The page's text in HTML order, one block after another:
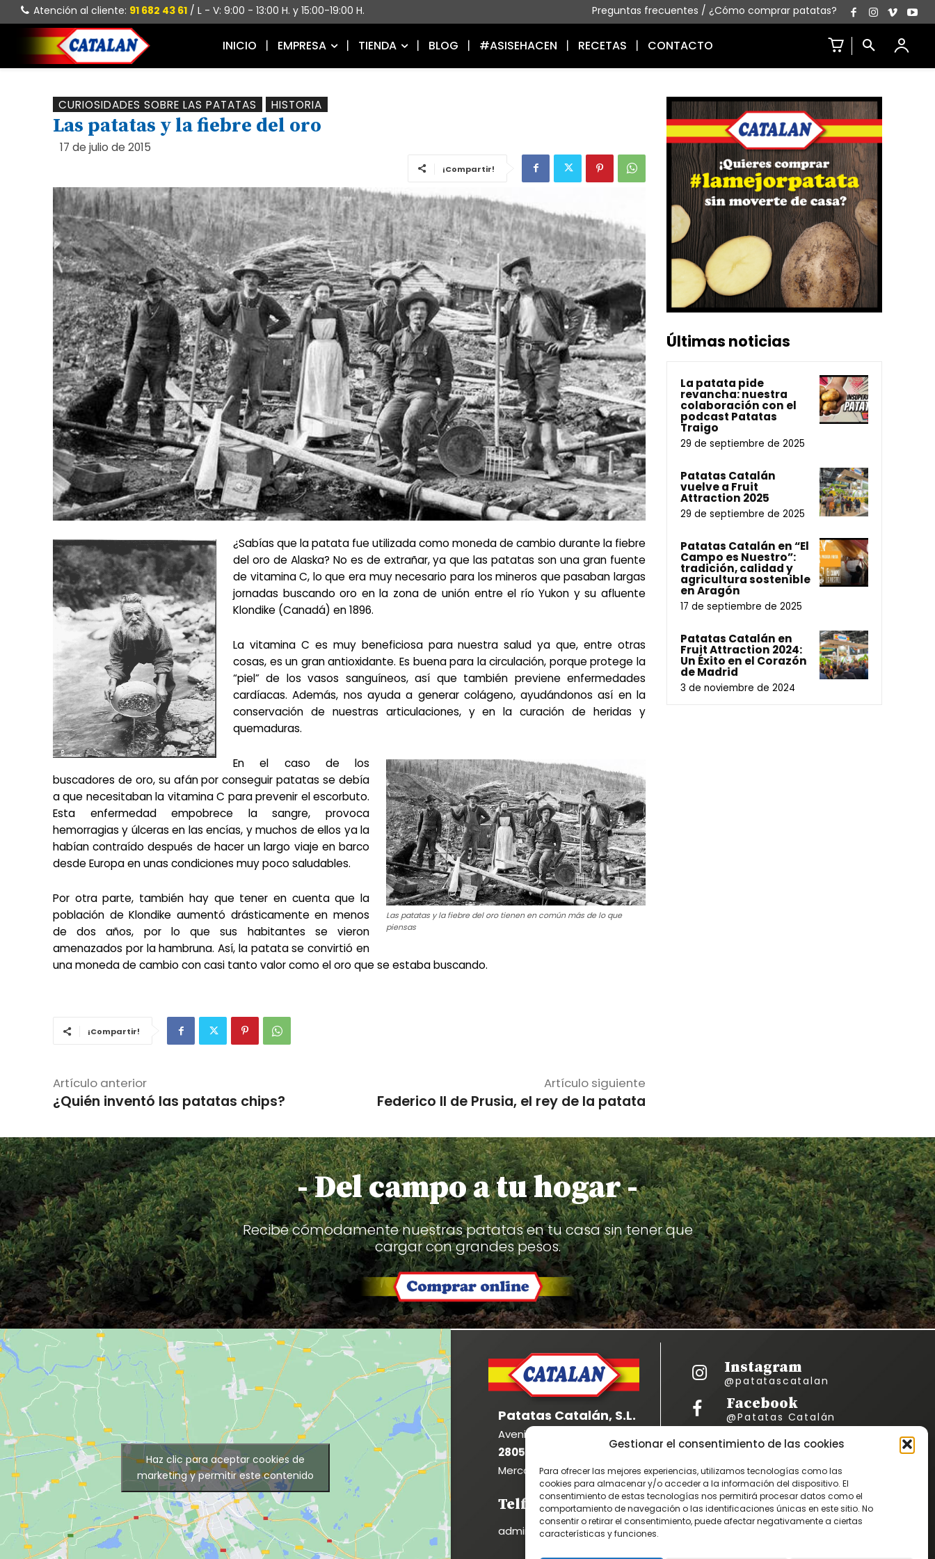
Gestionar el consentimiento de las cookies
Para ofrecer las mejores experiencias, utilizamos tecnologías como las
cookies para almacenar y/o acceder a la información del dispositivo. El
consentimiento de estas tecnologías nos permitirá procesar datos como el
comportamiento de navegación o las identificaciones únicas en este sitio. No
consentir o retirar el consentimiento, puede afectar negativamente a ciertas
características y funciones.
Atención al cliente: 91 682 43 61 / L - V: 9:00 - 13:00 H. y 15:00-19:00 H. Preguntas frecuentes / ¿Cómo comprar patatas?
INICIO EMPRESA TIENDA BLOG #ASISEHACEN RECETAS CONTACTO
CURIOSIDADES SOBRE LAS PATATAS HISTORIA
Las patatas y la fiebre del oro
17 de julio de 2015
¡Compartir!
¿Sabías que la patata fue utilizada como moneda de cambio durante la fiebre
del oro de Alaska? No es de extrañar, ya que las patatas son una gran fuente
de vitamina C, lo que era muy necesario para los mineros que pasaban largas
jornadas buscando oro en la zona de unión entre el río Yukon y su afluente
Klondike (Canadá) en 1896.
La vitamina C es muy beneficiosa para nuestra salud ya que, entre otras
cosas, es un gran antioxidante. Es buena para la circulación, porque protege la
“piel” de los vasos sanguíneos, así que también previene enfermedades
cardíacas. Además, nos ayuda a generar colágeno, ayudándonos así en la
conservación de nuestras articulaciones, y en la curación de heridas y
quemaduras.
Las patatas y la fiebre del oro tienen en común más de lo que
piensas
En el caso de los
buscadores de oro, su afán por conseguir patatas se debía
a que necesitaban la vitamina C para prevenir el escorbuto.
Esta enfermedad empobrece la sangre, provoca
hemorragias y úlceras en las encías, y muchos de ellos ya la
habían contraído después de hacer un largo viaje en barco
desde Europa en unas condiciones muy poco saludables.
Por otra parte, también hay que tener en cuenta que la
población de Klondike aumentó drásticamente en menos
de dos años, por lo que sus habitantes se vieron
amenazados por la hambruna. Así, la patata se convirtió en
una moneda de cambio con casi tanto valor como el oro que se estaba buscando.
¡Compartir!
Artículo anterior
¿Quién inventó las patatas chips?
Artículo siguiente
Federico II de Prusia, el rey de la patata
Últimas noticias
La patata pide
revancha: nuestra
colaboración con el
podcast Patatas
Traigo
29 de septiembre de 2025
Patatas Catalán
vuelve a Fruit
Attraction 2025
29 de septiembre de 2025
Patatas Catalán en “El
Campo es Nuestro”:
tradición, calidad y
agricultura sostenible
en Aragón
17 de septiembre de 2025
Patatas Catalán en
Fruit Attraction 2024:
Un Éxito en el Corazón
de Madrid
3 de noviembre de 2024
- Del campo a tu hogar -
Recibe cómodamente nuestras patatas en tu casa sin tener que
cargar con grandes pesos.
Haz clic para aceptar cookies de
marketing y permitir este contenido
Patatas Catalán, S.L.
Avenida de Madrid 8
28053 Madrid
Mercamadrid - Parcela C-3
Telf: 916 824 361
administracion2@patatascatalan.es
Instagram
@patatascatalan
Facebook
@Patatas Catalán
Vimeo
Youtube
PatatasCatalan